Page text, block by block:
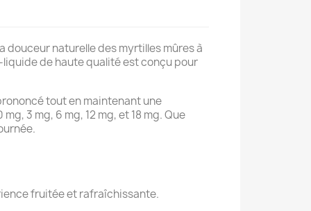
douceur naturelle des myrtilles mûres à
de haute qualité est conçu pour
tout en maintenant une
3 mg, 6 mg, 12 mg, et 18 mg. Que
fruitée et rafraîchissante.